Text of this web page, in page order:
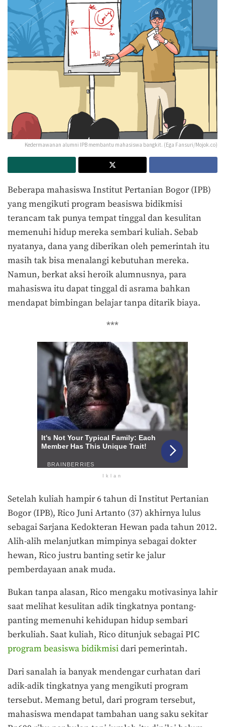
Kedermawanan alumni IPB membantu mahasiswa bangkit. (Ega Fansuri/Mojok.co)
Beberapa mahasiswa Institut Pertanian Bogor (IPB)
yang mengikuti program beasiswa bidikmisi
terancam tak punya tempat tinggal dan kesulitan
memenuhi hidup mereka sembari kuliah. Sebab
nyatanya, dana yang diberikan oleh pemerintah itu
masih tak bisa menalangi kebutuhan mereka.
Namun, berkat aksi heroik alumnusnya, para
mahasiswa itu dapat tinggal di asrama bahkan
mendapat bimbingan belajar tanpa ditarik biaya.
***
Iklan
Setelah kuliah hampir 6 tahun di Institut Pertanian
Bogor (IPB), Rico Juni Artanto (37) akhirnya lulus
sebagai Sarjana Kedokteran Hewan pada tahun 2012.
Alih-alih melanjutkan mimpinya sebagai dokter
hewan, Rico justru banting setir ke jalur
pemberdayaan anak muda.
Bukan tanpa alasan, Rico mengaku motivasinya lahir
saat melihat kesulitan adik tingkatnya pontang-
panting memenuhi kehidupan hidup sembari
berkuliah. Saat kuliah, Rico ditunjuk sebagai PIC
program beasiswa bidikmisidari pemerintah.
Dari sanalah ia banyak mendengar curhatan dari
adik-adik tingkatnya yang mengikuti program
tersebut. Memang betul, dari program tersebut,
mahasiswa mendapat tambahan uang saku sekitar